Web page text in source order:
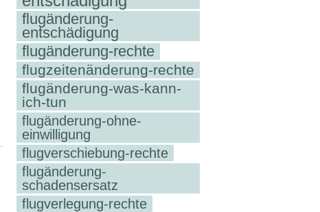
flugänderung-
entschädigung
flugänderung-rechte
flugzeitenänderung-rechte
flugänderung-was-kann-
ich-tun
flugänderung-ohne-
einwilligung
flugverschiebung-rechte
flugänderung-
schadensersatz
flugverlegung-rechte